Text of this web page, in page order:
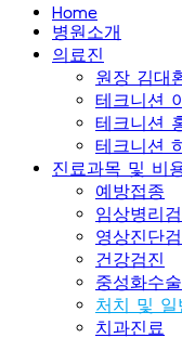
Home
병원소개
의료진
원장 김대
테크니션
테크니션
테크니션
진료과목 및 비
예방접종
임상병리
영상진단
건강검진
중성화수술
처치 및 일
치과진료